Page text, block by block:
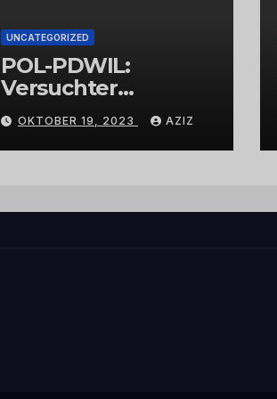
UNCATEGORIZED
POL-PDWIL:
Versuchter
Einbruch im
Gewerbegebiet
Wittlich
OKTOBER 19, 2023 AZIZ